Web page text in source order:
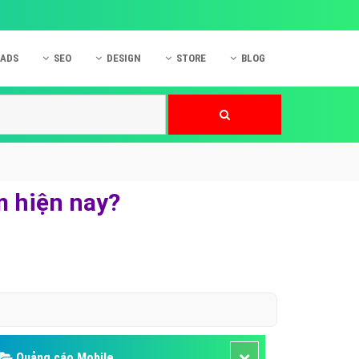
cáo Online
SEO DESIGN STORE BLOG
hiện nay?